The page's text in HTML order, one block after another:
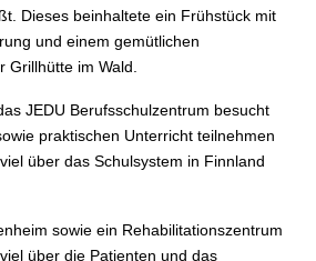
Dieses beinhaltete ein Frühstück mit
und einem gemütlichen
Grillhütte im Wald.
JEDU Berufsschulzentrum besucht
praktischen Unterricht teilnehmen
über das Schulsystem in Finnland
sowie ein Rehabilitationszentrum
über die Patienten und das